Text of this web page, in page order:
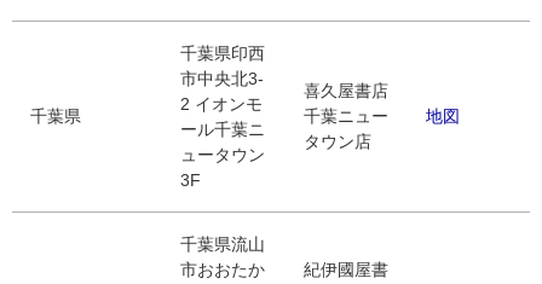
千葉県
千葉県印西
市中央北3-
2 イオンモ
ール千葉ニ
ュータウン
3F
喜久屋書店
千葉ニュー
タウン店
地図
千葉県流山
市おおたか
紀伊國屋書